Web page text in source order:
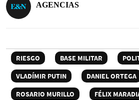
AGENCIAS
RIESGO BASE MILITAR
VLADÍMIR PUTIN
DANIEL ORTEGA
ROSARIO MURILLO
FÉLIX